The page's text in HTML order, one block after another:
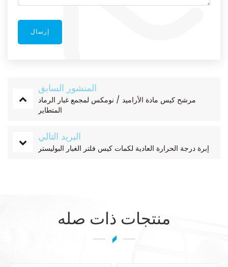
المنشور السابق
مرشح كيس مادة الأراميد / نومكس لمجمع غبار الرماد
المتطاير
البريد التالي
إبرة درجة الحرارة العادية لكمات كيس فلتر الغبار البوليستر
منتجات ذات صله